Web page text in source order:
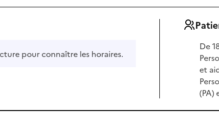
pour connaître les horaires.
De
et
(PA)